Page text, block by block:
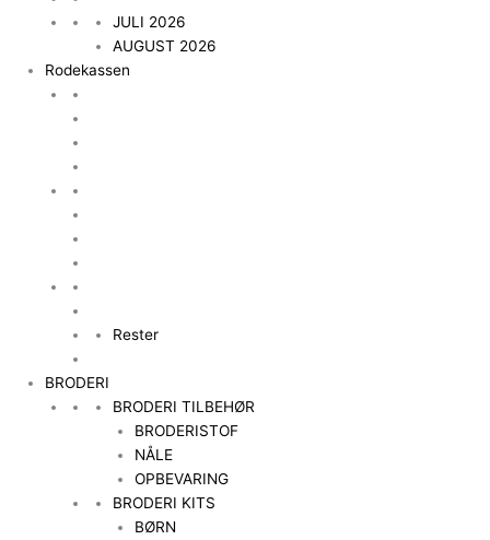
JULI 2026
AUGUST 2026
Rodekassen
Rester
BRODERI
BRODERI TILBEHØR
BRODERISTOF
NÅLE
OPBEVARING
BRODERI KITS
BØRN